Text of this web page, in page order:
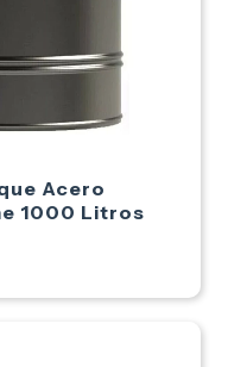
Acero
1000 Litros